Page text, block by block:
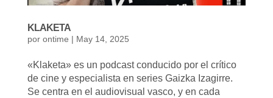
KLAKETA
por ontime | May 14, 2025
«Klaketa» es un podcast conducido por el crítico
de cine y especialista en series Gaizka Izagirre.
Se centra en el audiovisual vasco, y en cada